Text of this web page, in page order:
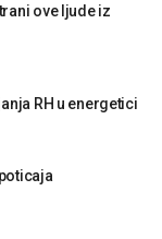
ove ljude iz
RH u energetici